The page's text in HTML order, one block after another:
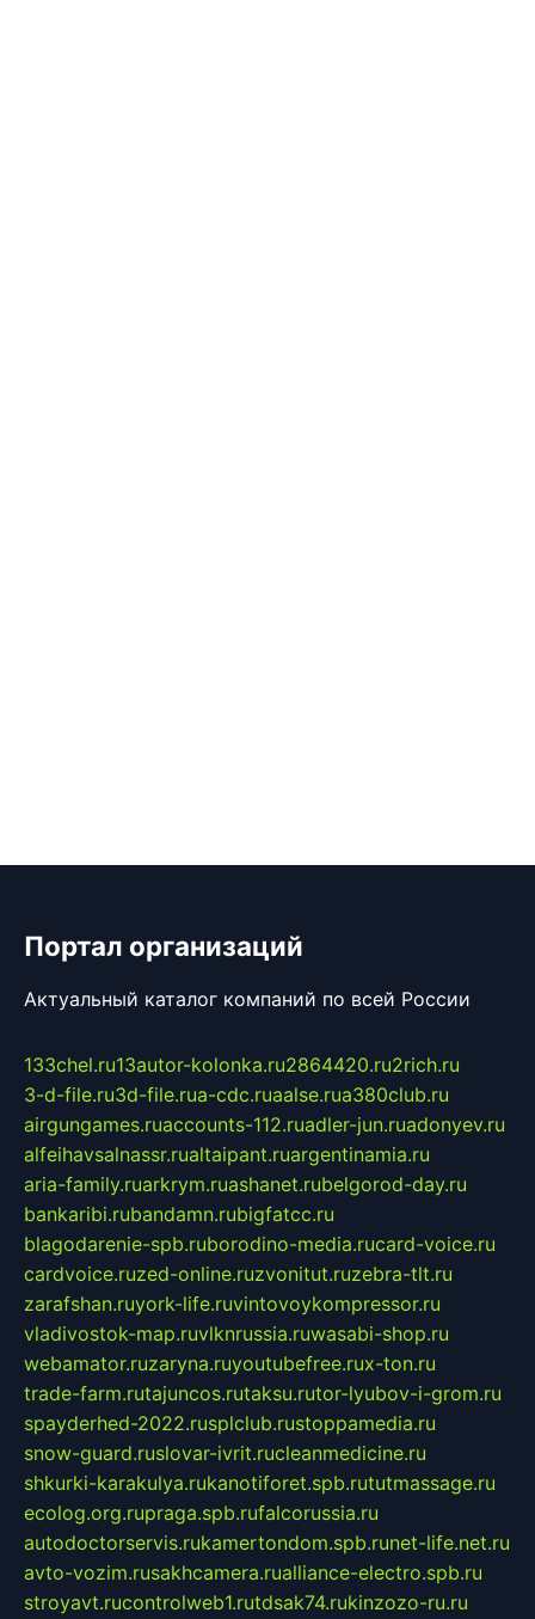
Портал организаций
Актуальный каталог компаний по всей России
133chel.ru13autor-kolonka.ru2864420.ru2rich.ru
3-d-file.ru3d-file.rua-cdc.ruaalse.rua380club.ru
airgungames.ruaccounts-112.ruadler-jun.ruadonyev.ru
alfeihavsalnassr.rualtaipant.ruargentinamia.ru
aria-family.ruarkrym.ruashanet.rubelgorod-day.ru
bankaribi.rubandamn.rubigfatcc.ru
blagodarenie-spb.ruborodino-media.rucard-voice.ru
cardvoice.ruzed-online.ruzvonitut.ruzebra-tlt.ru
zarafshan.ruyork-life.ruvintovoykompressor.ru
vladivostok-map.ruvlknrussia.ruwasabi-shop.ru
webamator.ruzaryna.ruyoutubefree.rux-ton.ru
trade-farm.rutajuncos.rutaksu.rutor-lyubov-i-grom.ru
spayderhed-2022.rusplclub.rustoppamedia.ru
snow-guard.ruslovar-ivrit.rucleanmedicine.ru
shkurki-karakulya.rukanotiforet.spb.rututmassage.ru
ecolog.org.rupraga.spb.rufalcorussia.ru
autodoctorservis.rukamertondom.spb.runet-life.net.ru
avto-vozim.rusakhcamera.rualliance-electro.spb.ru
stroyavt.rucontrolweb1.rutdsak74.rukinzozo-ru.ru